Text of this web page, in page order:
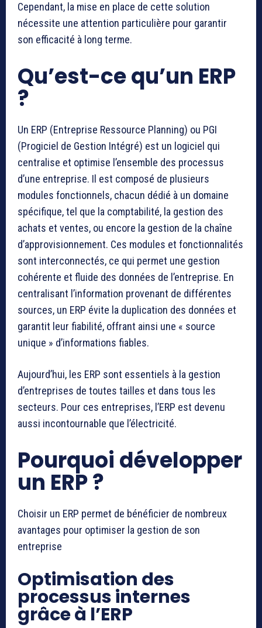
Cependant, la mise en place de cette solution
nécessite une attention particulière pour garantir
son efficacité à long terme.
Qu’est-ce qu’un ERP
?
Un ERP (Entreprise Ressource Planning) ou PGI
(Progiciel de Gestion Intégré) est un logiciel qui
centralise et optimise l’ensemble des processus
d’une entreprise. Il est composé de plusieurs
modules fonctionnels, chacun dédié à un domaine
spécifique, tel que la comptabilité, la gestion des
achats et ventes, ou encore la gestion de la chaîne
d’approvisionnement. Ces modules et fonctionnalités
sont interconnectés, ce qui permet une gestion
cohérente et fluide des données de l’entreprise. En
centralisant l’information provenant de différentes
sources, un ERP évite la duplication des données et
garantit leur fiabilité, offrant ainsi une « source
unique » d’informations fiables.
Aujourd’hui, les ERP sont essentiels à la gestion
d’entreprises de toutes tailles et dans tous les
secteurs. Pour ces entreprises, l’ERP est devenu
aussi incontournable que l’électricité.
Pourquoi développer
un ERP ?
Choisir un ERP permet de bénéficier de nombreux
avantages pour optimiser la gestion de son
entreprise
Optimisation des
processus internes
grâce à l’ERP